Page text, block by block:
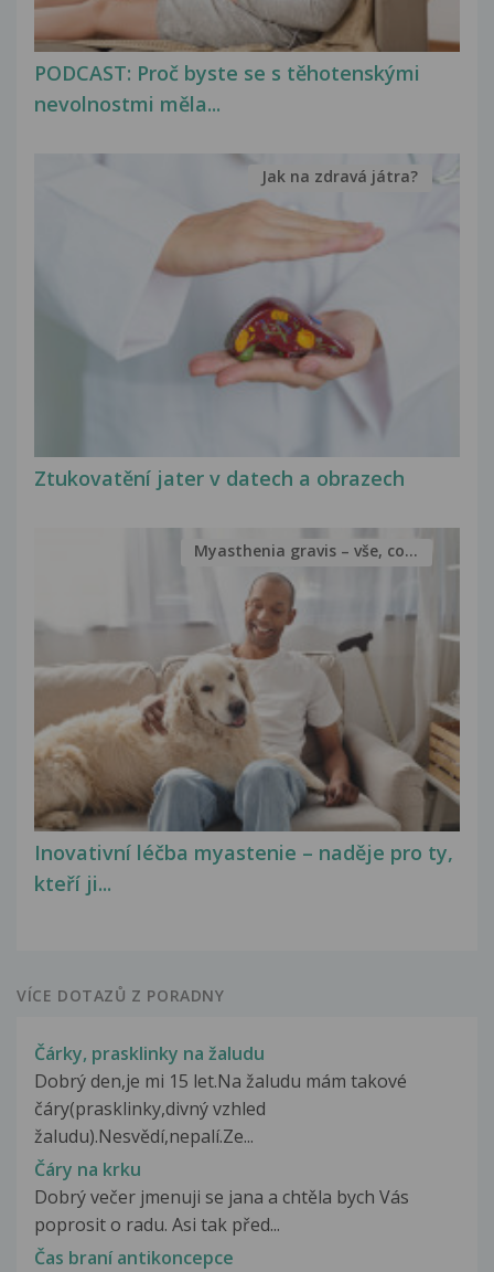
PODCAST: Proč byste se s těhotenskými
nevolnostmi měla...
Ztukovatění jater v datech a obrazech
Jak na zdravá játra?
Inovativní léčba myastenie – naděje pro ty,
kteří ji...
Myasthenia gravis – vše, co...
VÍCE DOTAZŮ Z PORADNY
Čárky, prasklinky na žaludu
Dobrý den,je mi 15 let.Na žaludu mám takové
čáry(prasklinky,divný vzhled
žaludu).Nesvědí,nepalí.Ze...
Čáry na krku
Dobrý večer jmenuji se jana a chtěla bych Vás
poprosit o radu. Asi tak před...
Čas braní antikoncepce